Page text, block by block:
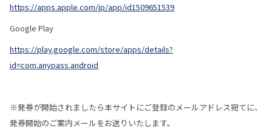
https://apps.apple.com/jp/app/id1509651539
Google Play
https://play.google.com/store/apps/details?
id=com.anypass.android
※発券が開始されましたら本サイトにご登録のメールアドレス宛てに、
発券開始のご案内メールをお送りいたします。